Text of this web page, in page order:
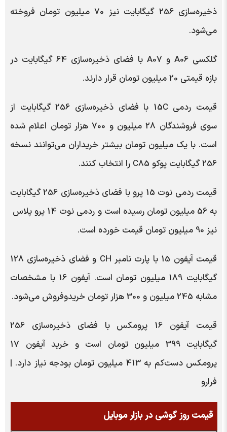
ذخیره‌سازی 256 گیگابایت نیز 70 میلیون تومان فروخته
می‌شود.
گلکسی A06 و A07 با فضای ذخیره‌سازی 64 گیگابایت در
بازه قیمتی 20 میلیون تومان قرار دارند.
قیمت ردمی 15C با فضای ذخیره‌سازی 256 گیگابایت از
سوی فروشندگان 28 میلیون و 700 هزار تومان اعلام شده
است. با یک میلیون تومان بیشتر خریداران می‌توانند نسخه
256 گیگابایت پوکو C85 را انتخاب کنند.
قیمت ردمی نوت 15 پرو با فضای ذخیره‌سازی 256 گیگابایت
به 56 میلیون تومان رسیده است و ردمی نوت 14 پرو پلاس
نیز 90 میلیون تومان قیمت خورده است.
قیمت آیفون 15 با پارت نامبر CH و فضای ذخیره‌سازی 128
گیگابایت 189 میلیون تومان است. آیفون 16 با مشخصات
مشابه 245 میلیون و 300 هزار تومان خریدوفروش می‌شود.
قیمت آیفون 16 پرومکس با فضای ذخیره‌سازی 256
گیگابایت 399 میلیون تومان است و خرید آیفون 17
پرومکس دست‌کم به 413 میلیون تومان بودجه نیاز دارد. |
فرارو
قیمت روز گوشی در بازار موبایل